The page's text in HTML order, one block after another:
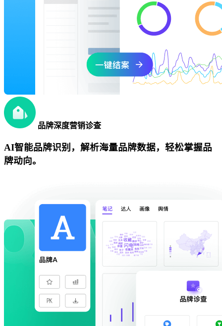
品牌深度营销诊查
AI智能品牌识别，解析海量品牌数据，轻松掌握品
牌动向。